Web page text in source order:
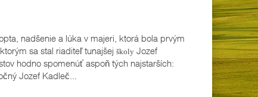
nadšenie a lúka v majeri, ktorá bola prvým
sa stal riaditeľ tunajšej školy Jozef
hodno spomenúť aspoň tých najstarších:
Jozef Kadleč...